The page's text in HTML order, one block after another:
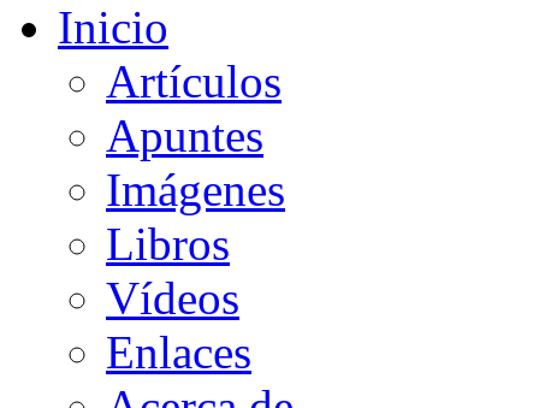
Inicio
Artículos
Apuntes
Imágenes
Libros
Vídeos
Enlaces